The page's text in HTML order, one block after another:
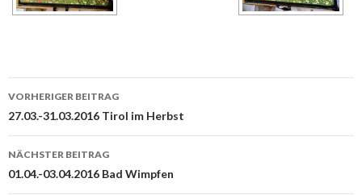
Beitrags-
Navigation
VORHERIGER BEITRAG
27.03.-31.03.2016 Tirol im Herbst
NÄCHSTER BEITRAG
01.04.-03.04.2016 Bad Wimpfen